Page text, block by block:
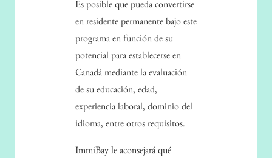
Es posible que pueda convertirse
en residente permanente bajo este
programa en función de su
potencial para establecerse en
Canadá mediante la evaluación
de su educación, edad,
experiencia laboral, dominio del
idioma, entre otros requisitos.
ImmiBay le aconsejará qué